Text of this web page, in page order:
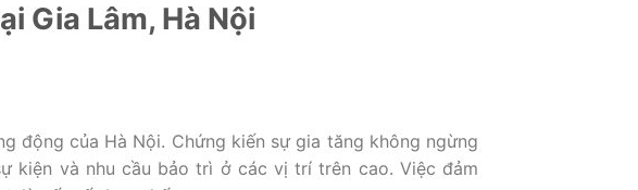
Gia Lâm, Hà Nội
động của Hà Nội. Chứng kiến sự gia tăng không ngừng
kiện và nhu cầu bảo trì ở các vị trí trên cao. Việc đảm